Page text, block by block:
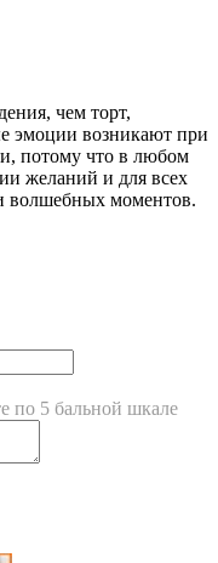
чем торт,
эмоции возникают при
потому что в любом
желаний и для всех
волшебных моментов.
по 5 бальной шкале